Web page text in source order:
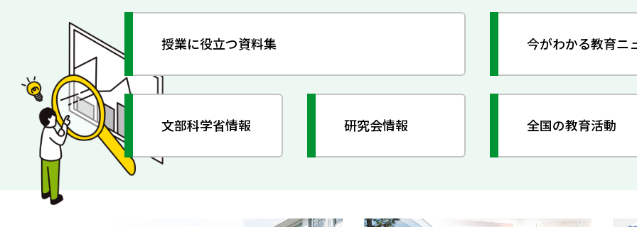
授業に役立つ資料集 今がわかる教育ニ
文部科学省情報 研究会情報 全国の教育活動